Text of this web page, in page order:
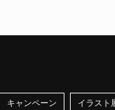
キャンペーン イラスト